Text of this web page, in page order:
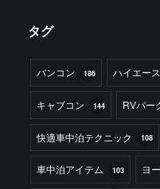
タグ
バンコン 186 ハイエース
キャブコン 144 RVパー
快適車中泊テクニック 108
車中泊アイテム 103 ヨ